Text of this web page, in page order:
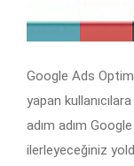
Google Ads
yapan
adım adım
ilerleyeceğiniz